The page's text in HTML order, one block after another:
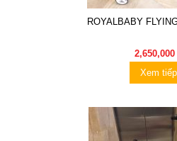
ROYALBABY
2,650,000
Xem tiếp